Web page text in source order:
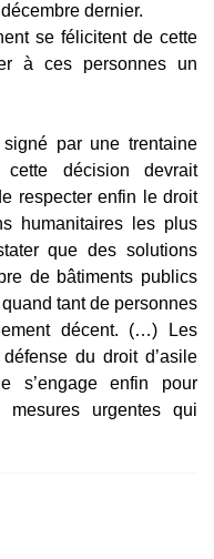
dernier.
se félicitent de cette
à ces personnes un
par une trentaine
cette décision devrait
respecter enfin le droit
humanitaires les plus
que des solutions
de bâtiments publics
tant de personnes
décent. (…) Les
du droit d’asile
s’engage enfin pour
urgentes qui